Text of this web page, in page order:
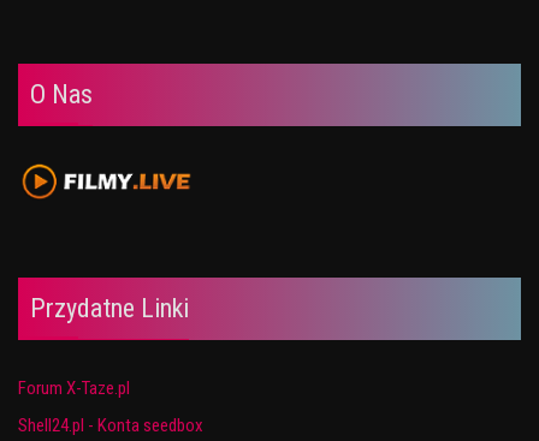
O Nas
Przydatne Linki
Forum X-Taze.pl
Shell24.pl - Konta seedbox